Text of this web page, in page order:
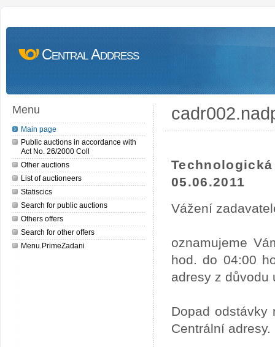
Central Address
Menu
Main page
Public auctions in accordance with
Act No. 26/2000 Coll
Other auctions
List of auctioneers
Statiscics
Search for public auctions
Others offers
Search for other offers
Menu.PrimeZadani
05.06.2011
Vážení
oznamujeme
hod. do 04:00
adresy z důvodu
Dopad odstávky
Centrální adresy.